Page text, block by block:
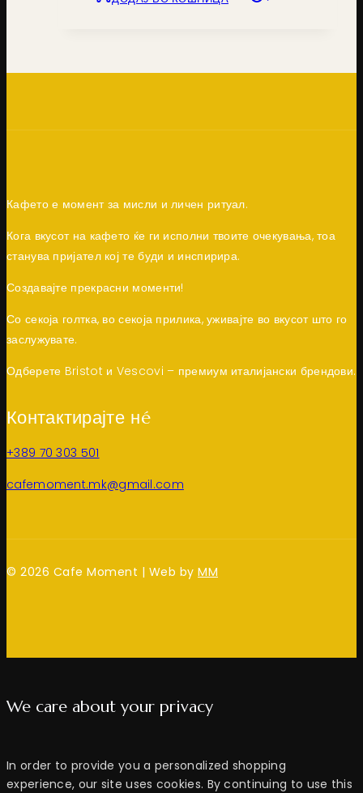
Кафето е момент за мисли и личен ритуал.
Кога вкусот на кафето ќе ги исполни твоите очекувања, тоа
станува пријател кој те буди и инспирира.
Создавајте прекрасни моменти!
Со секоја голтка, во секоја прилика, уживајте во вкусот што го
заслужувате.
Одберете Bristot и Vescovi – премиум италијански брендови.
Контактирајте нé
+389 70 303 501
cafemoment.mk@gmail.com
© 2026 Cafe Moment | Web by MM
We care about your privacy
In order to provide you a personalized shopping
experience, our site uses cookies. By continuing to use this